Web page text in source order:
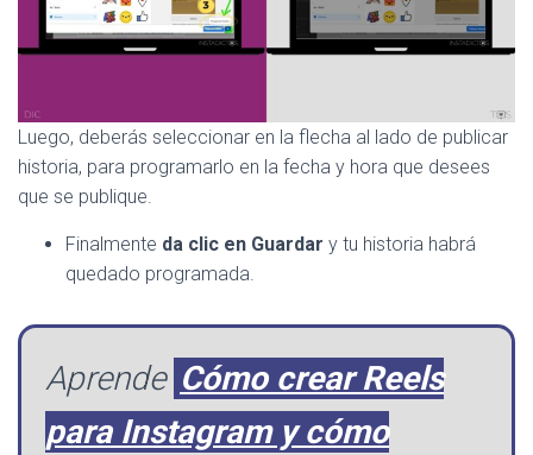
Luego, deberás seleccionar en la flecha al lado de publicar
historia, para programarlo en la fecha y hora que desees
que se publique.
Finalmente da clic en Guardar y tu historia habrá
quedado programada.
Aprende Cómo crear Reels
para Instagram y cómo